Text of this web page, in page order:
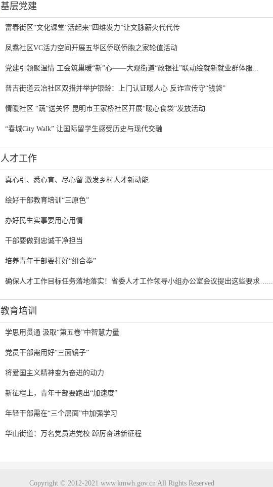
基层党建
富春街区“文化课堂”活起来“四维发力”让文脉薪火代代传
凤翥社区VC活力空间开展五华区侨联侨胞之家轮值活动
党建引领聚温情 工会筑巢暖“新”心——大观街道“政银社”联动绘就新就业群体服...
普吉街道云冶社区双措并举护银龄：上门认证暖人心 反诈宣传守“钱袋”
情暖社区 “蔬”送关怀 昆明市王家桥社区开展“暖心食袋”发放活动
“春城City Walk” 让国际留学生感受历史与现代交融
人才工作
真心引、悉心育、尽心留 激发乡村人才新动能
绘好干部教育培训“三原色”
办好民生实事要用心用情
干部要做到忠诚干净担当
培养青年干部要打好“组合拳”
确保人才工作目标任务落地落实！省委人才工作领导小组办公室会议提出这些要求…...
教育培训
学思用贯通 汲取“第五卷”中智慧力量
党员干部需用好“三面镜子”
将爱国主义精神变为奋进的动力
新征程上，青年干部要跑出“加速度”
年轻干部需在“三个层面”中加强学习
华山街道：万名党员进党校 踔厉奋进新征程
Copyright © 2012-2021 www.kmwh.gov.cn All Rights Reserved